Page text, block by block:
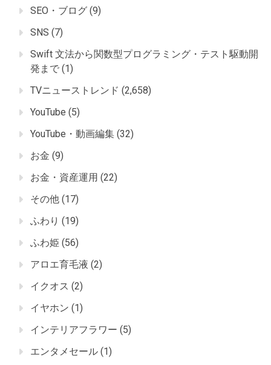
SEO・ブログ (9)
SNS (7)
Swift 文法から関数型プログラミング・テスト駆動開
発まで (1)
TVニューストレンド (2,658)
YouTube (5)
YouTube・動画編集 (32)
お金 (9)
お金・資産運用 (22)
その他 (17)
ふわり (19)
ふわ姫 (56)
アロエ育毛液 (2)
イクオス (2)
イヤホン (1)
インテリアフラワー (5)
エンタメセール (1)